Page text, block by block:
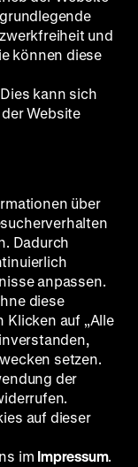
K: Peter
Pauline Murray,
Eine
Geschichte
die
hegten,
zwei
dessen
und
können diese
kann sich
Website
über
Dadurch
anpassen.
diese
Klicken auf „Alle
setzen.
der
auf dieser
im Impressum.